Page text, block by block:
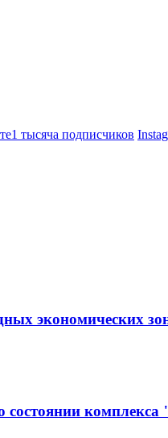
1 тысяча подписчиков
экономических
состоянии